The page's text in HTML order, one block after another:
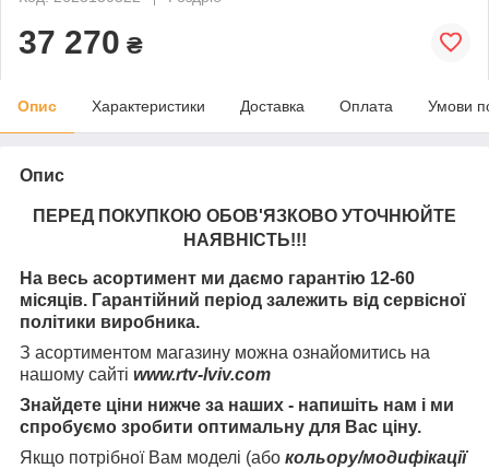
37 270 ₴
Опис Характеристики Доставка Оплата Умови
Опис
ПЕРЕД ПОКУПКОЮ ОБОВ'ЯЗКОВО УТОЧНЮЙТЕ
НАЯВНІСТЬ!!!
На весь асортимент ми даємо гарантію 12-60
місяців. Гарантійний період залежить від сервісної
політики виробника.
З асортиментом магазину можна ознайомитись на
нашому сайті www.rtv-lviv.com
Знайдете ціни нижче за наших - напишіть нам і ми
спробуємо зробити оптимальну для Вас ціну.
Якщо потрібної Вам моделі (або кольору/модифікації